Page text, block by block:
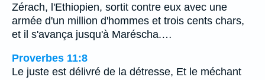
Zérach, l'Ethiopien, sortit contre eux avec une
armée d'un million d'hommes et trois cents chars,
et il s'avança jusqu'à Maréscha.…
Proverbes 11:8
Le juste est délivré de la détresse, Et le méchant